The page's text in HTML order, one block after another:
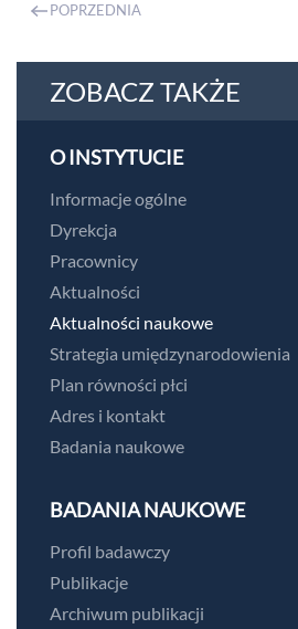
POPRZEDNIA
ZOBACZ TAKŻE
O INSTYTUCIE
Informacje ogólne
Dyrekcja
Pracownicy
Aktualności
Aktualności naukowe
Strategia umiędzynarodowienia
Plan równości płci
Adres i kontakt
Badania naukowe
BADANIA NAUKOWE
Profil badawczy
Publikacje
Archiwum publikacji